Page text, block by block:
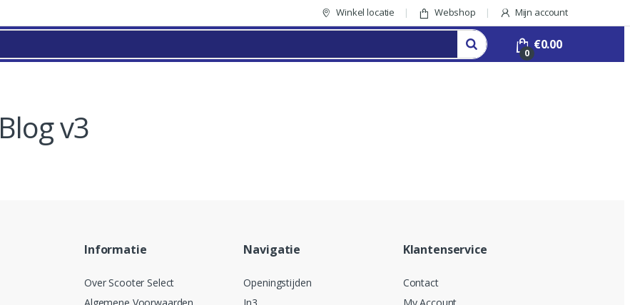
Winkel locatie Webshop Mijn account
0
€0.00
Blog v3
Informatie
Over Scooter Select
Navigatie
Openingstijden
Klantenservice
Contact